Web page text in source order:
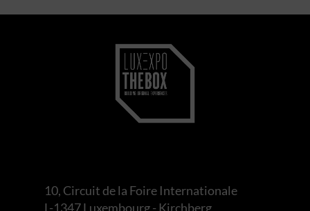
10, Circuit de la Foire Internationale
L-1347 Luxembourg - Kirchberg